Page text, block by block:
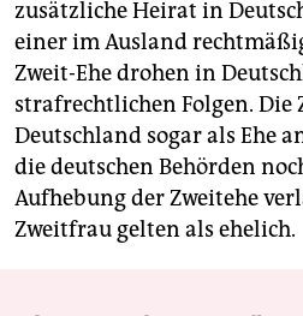
zusätzliche Heirat in
einer im Ausland
Zweit-Ehe drohen in
strafrechtlichen Folgen. Die
Deutschland sogar als Ehe
die deutschen Behörden
Aufhebung der Zweitehe
Zweitfrau gelten als ehelich.